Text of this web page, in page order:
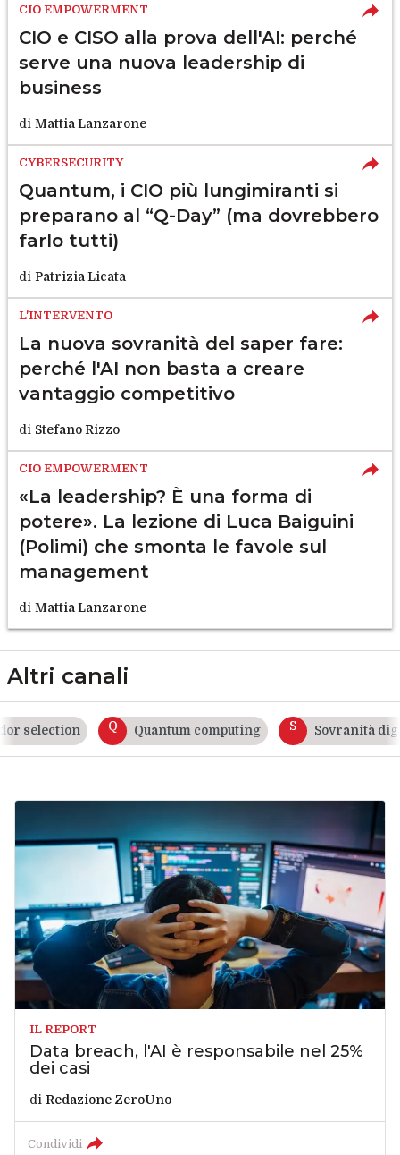
CIO EMPOWERMENT
CIO e CISO alla prova dell'AI: perché
serve una nuova leadership di
business
di Mattia Lanzarone
CYBERSECURITY
Quantum, i CIO più lungimiranti si
preparano al “Q-Day” (ma dovrebbero
farlo tutti)
di Patrizia Licata
L'INTERVENTO
La nuova sovranità del saper fare:
perché l'AI non basta a creare
vantaggio competitivo
di Stefano Rizzo
CIO EMPOWERMENT
«La leadership? È una forma di
potere». La lezione di Luca Baiguini
(Polimi) che smonta le favole sul
management
di Mattia Lanzarone
Altri canali
selection Q Quantum computing Sovranità
IL REPORT
Data breach, l'AI è responsabile nel 25%
dei casi
di Redazione ZeroUno
Condividi